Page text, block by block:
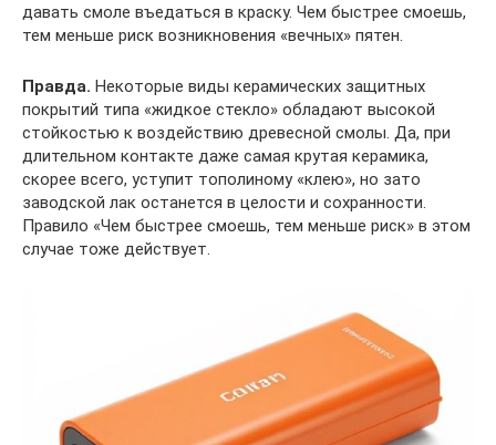
давать смоле въедаться в краску. Чем быстрее смоешь,
тем меньше риск возникновения «вечных» пятен.
Правда. Некоторые виды керамических защитных
покрытий типа «жидкое стекло» обладают высокой
стойкостью к воздействию древесной смолы. Да, при
длительном контакте даже самая крутая керамика,
скорее всего, уступит тополиному «клею», но зато
заводской лак останется в целости и сохранности.
Правило «Чем быстрее смоешь, тем меньше риск» в этом
случае тоже действует.